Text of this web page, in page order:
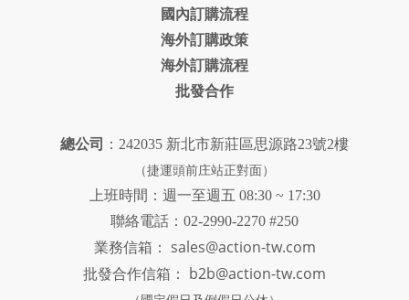
國內訂購流程
海外訂購政策
海外訂購流程
批發合作
總公司 ：242035 新北市新莊區思源路23號2樓
（捷運頭前庄站正對面）
上班時間：週一至週五 08:30 ~ 17:30
聯絡電話：02-2990-2270 #250
業務信箱： sales@action-tw.com
批發合作信箱： b2b@action-tw.com